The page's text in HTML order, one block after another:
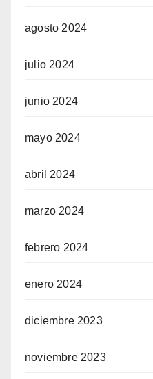
agosto 2024
julio 2024
junio 2024
mayo 2024
abril 2024
marzo 2024
febrero 2024
enero 2024
diciembre 2023
noviembre 2023